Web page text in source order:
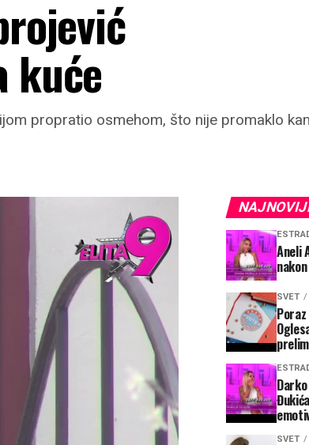
kuće
propratio osmehom, što nije promaklo
Aneli
SVET
SVET